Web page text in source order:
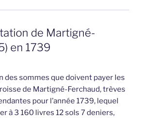
de Martigné-
en 1739
des sommes que doivent payer les
de Martigné-Ferchaud, trèves
pour l’année 1739, lequel
à 3 160 livres 12 sols 7 deniers,